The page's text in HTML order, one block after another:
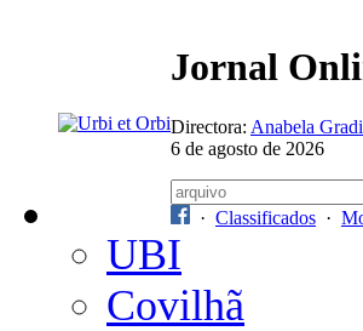
Jornal
Directora: Anabela
6 de agosto de 2026
· Classificados ·
UBI
Covilhã